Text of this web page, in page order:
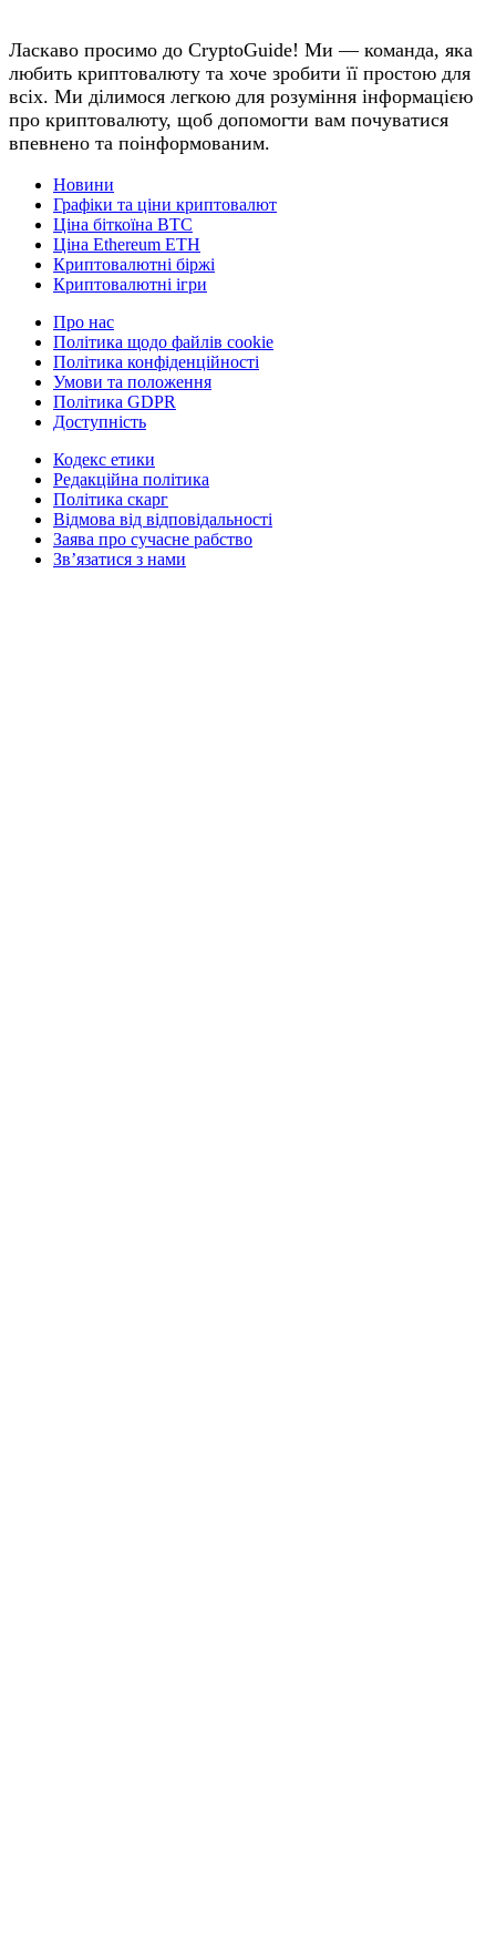
Ласкаво просимо до CryptoGuide! Ми — команда, яка
любить криптовалюту та хоче зробити її простою для
всіх. Ми ділимося легкою для розуміння інформацією
про криптовалюту, щоб допомогти вам почуватися
впевнено та поінформованим.
Новини
Графіки та ціни криптовалют
Ціна біткоїна BTC
Ціна Ethereum ETH
Криптовалютні біржі
Криптовалютні ігри
Про нас
Політика щодо файлів cookie
Політика конфіденційності
Умови та положення
Політика GDPR
Доступність
Кодекс етики
Редакційна політика
Політика скарг
Відмова від відповідальності
Заява про сучасне рабство
Зв’язатися з нами